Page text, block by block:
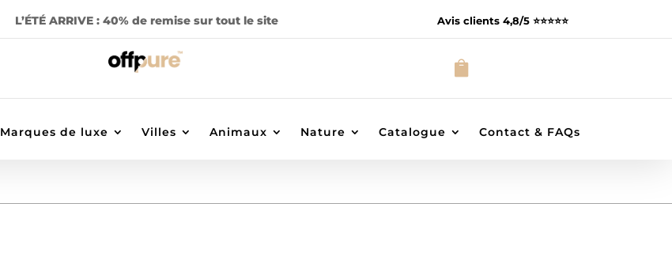
L’ÉTÉ ARRIVE : 40% de remise sur tout le site Avis clients 4,8/5 ⭐️⭐️⭐️⭐️⭐️

Marques de luxe Villes Animaux Nature Catalogue Contact & FAQs